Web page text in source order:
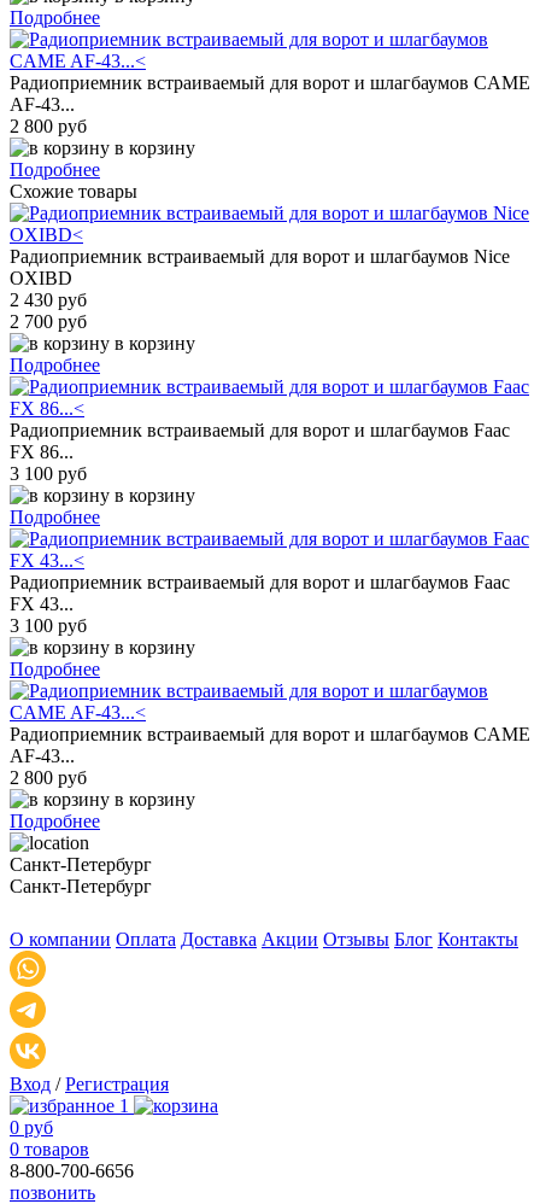
Подробнее
Радиоприемник встраиваемый для ворот и шлагбаумов CAME
AF-43...
2 800 руб
в корзину
Подробнее
Схожие товары
Радиоприемник встраиваемый для ворот и шлагбаумов Nice
OXIBD
2 430 руб
2 700 руб
в корзину
Подробнее
Радиоприемник встраиваемый для ворот и шлагбаумов Faac
FX 86...
3 100 руб
в корзину
Подробнее
Радиоприемник встраиваемый для ворот и шлагбаумов Faac
FX 43...
3 100 руб
в корзину
Подробнее
Радиоприемник встраиваемый для ворот и шлагбаумов CAME
AF-43...
2 800 руб
в корзину
Подробнее
Санкт-Петербург
Санкт-Петербург
О компании Оплата Доставка Акции Отзывы Блог Контакты
Вход / Регистрация
1
0 руб
0 товаров
8-800-700-6656
позвонить